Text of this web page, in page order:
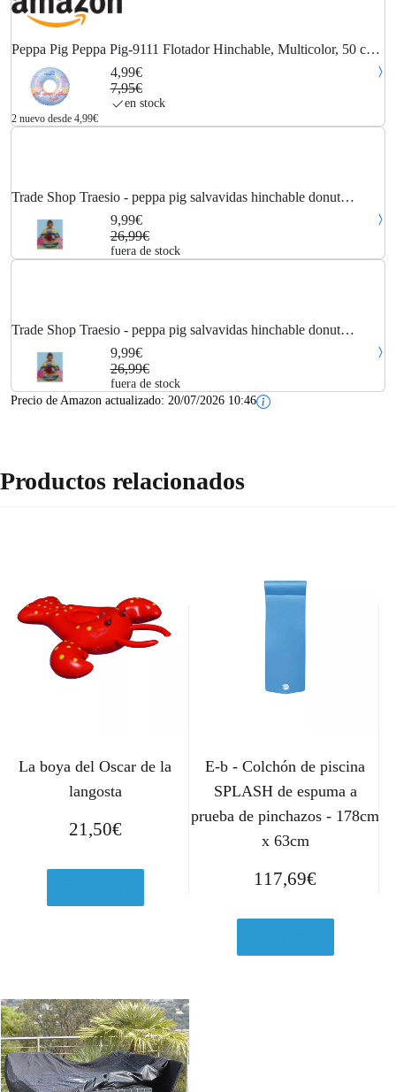
Peppa Pig Peppa Pig-9111 Flotador Hinchable, Multicolor, 50 cm
diámetro (Saica Toys 9111)
4,99€
7,95€
en stock
2 nuevo desde 4,99€
Trade Shop Traesio - peppa pig salvavidas hinchable donut
hinchable mar piscina playa niño 50CM
9,99€
26,99€
fuera de stock
Trade Shop Traesio - peppa pig salvavidas hinchable donut
hinchable mar piscina playa niño 50CM
9,99€
26,99€
fuera de stock
Precio de Amazon actualizado: 20/07/2026 10:46
Productos relacionados
La boya del Oscar de la
langosta
21,50€
E-b - Colchón de piscina
SPLASH de espuma a
prueba de pinchazos - 178cm
x 63cm
117,69€